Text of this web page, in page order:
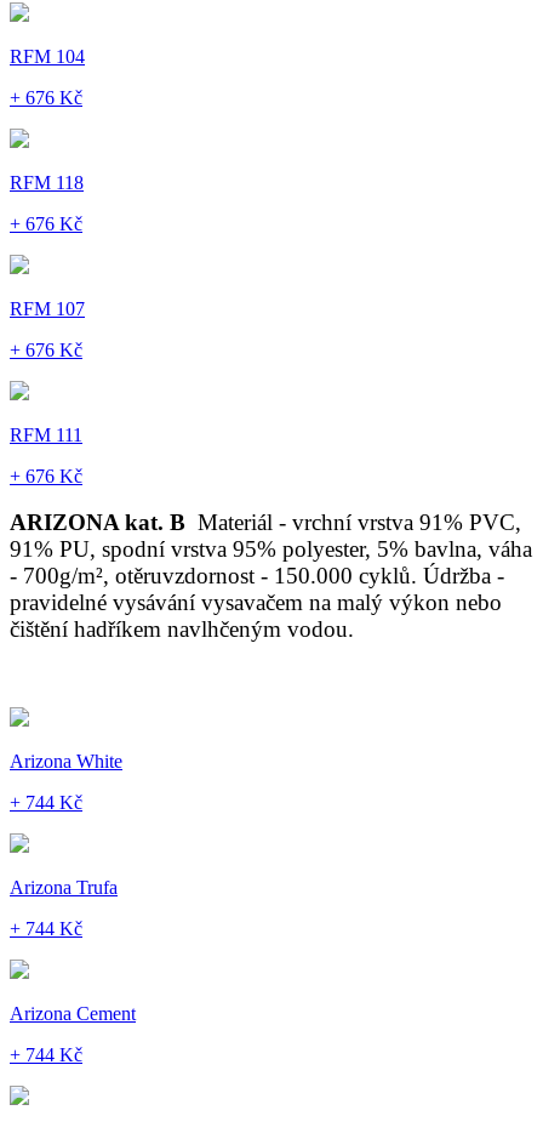
RFM 104
+ 676 Kč
RFM 118
+ 676 Kč
RFM 107
+ 676 Kč
RFM 111
+ 676 Kč
ARIZONA kat. B Materiál - vrchní vrstva 91% PVC,
91% PU, spodní vrstva 95% polyester, 5% bavlna, váha
- 700g/m², otěruvzdornost - 150.000 cyklů. Údržba -
pravidelné vysávání vysavačem na malý výkon nebo
čištění hadříkem navlhčeným vodou.
Arizona White
+ 744 Kč
Arizona Trufa
+ 744 Kč
Arizona Cement
+ 744 Kč